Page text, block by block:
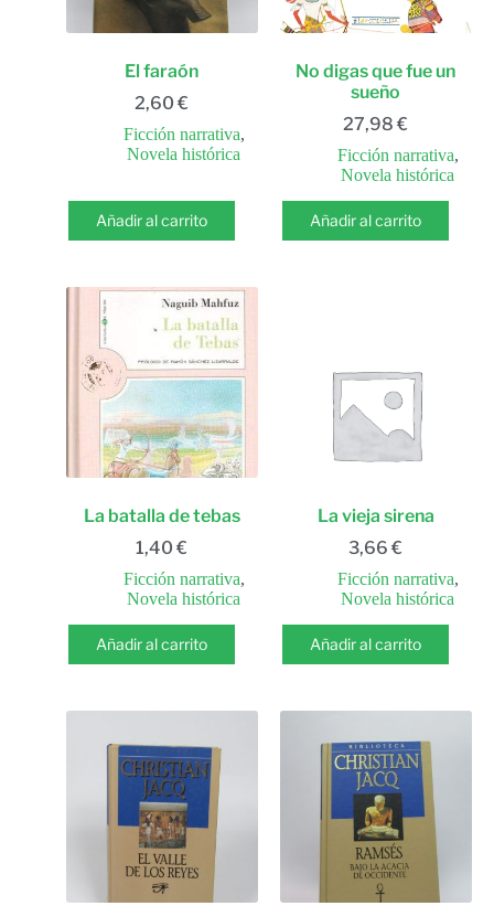
El faraón
2,60€
Ficción narrativa,
Novela histórica
Añadir al carrito
No digas que fue un
sueño
27,98€
Ficción narrativa,
Novela histórica
Añadir al carrito
La batalla de tebas
1,40€
Ficción narrativa,
Novela histórica
Añadir al carrito
La vieja sirena
3,66€
Ficción narrativa,
Novela histórica
Añadir al carrito